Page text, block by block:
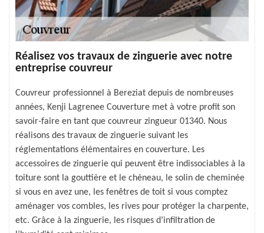
Réalisez vos travaux de zinguerie avec notre
entreprise couvreur
Couvreur professionnel à Bereziat depuis de nombreuses
années, Kenji Lagrenee Couverture met à votre profit son
savoir-faire en tant que couvreur zingueur 01340. Nous
réalisons des travaux de zinguerie suivant les
réglementations élémentaires en couverture. Les
accessoires de zinguerie qui peuvent être indissociables à la
toiture sont la gouttière et le chéneau, le solin de cheminée
si vous en avez une, les fenêtres de toit si vous comptez
aménager vos combles, les rives pour protéger la charpente,
etc. Grâce à la zinguerie, les risques d’infiltration de